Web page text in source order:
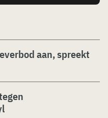
aan, spreekt